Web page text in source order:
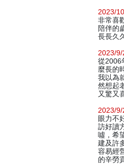
2023/
非常喜
陪伴的
長長久
2023/
從2006
麼長的
我以為
然想起
又驚又
2023/9/
眼力不
訪好讀
噓，希
建及許
容易經
的辛勞